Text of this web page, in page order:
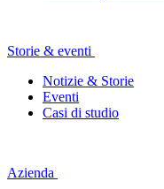
Storie & eventi
Notizie & Storie
Eventi
Casi di studio
Azienda